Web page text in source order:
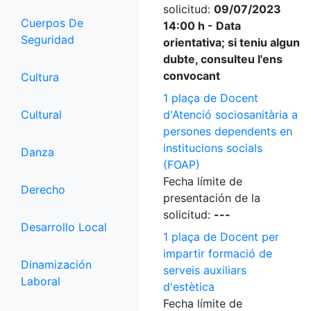
Cuerpos De
Seguridad
Cultura
Cultural
Danza
Derecho
Desarrollo Local
Dinamización
Laboral
solicitud: 09/07/2023
14:00 h - Data
orientativa; si teniu algun
dubte, consulteu l'ens
convocant
1 plaça de Docent
d'Atenció sociosanitària a
persones dependents en
institucions socials
(FOAP)
Fecha límite de
presentación de la
solicitud: ---
1 plaça de Docent per
impartir formació de
serveis auxiliars
d'estètica
Fecha límite de